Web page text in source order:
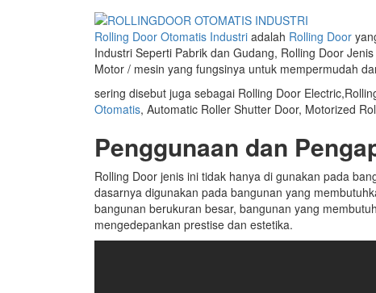
Rolling Door Otomatis Industri adalah Rolling Door
Industri Seperti Pabrik dan Gudang, Rolling Door
Motor / mesin yang fungsinya untuk mempermudah
sering disebut juga sebagai Rolling Door
Otomatis, Automatic Roller Shutter Door, Motorized
Penggunaan dan
Rolling Door jenis ini tidak hanya di gunakan pada
dasarnya digunakan pada bangunan yang
bangunan berukuran besar, bangunan yang
mengedepankan prestise dan estetika.